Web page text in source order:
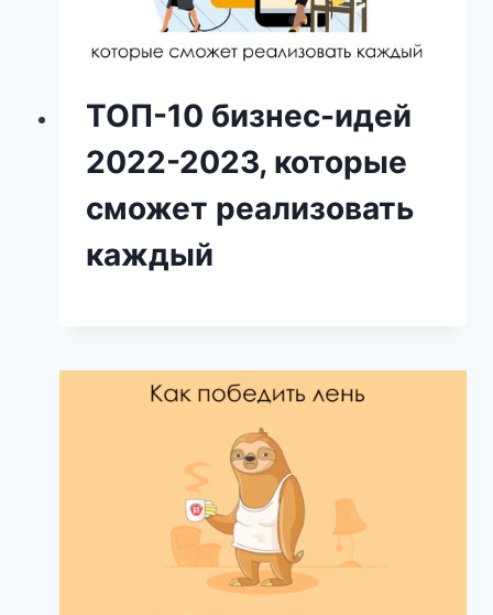
ТОП-10 бизнес-идей
2022-2023, которые
сможет реализовать
каждый